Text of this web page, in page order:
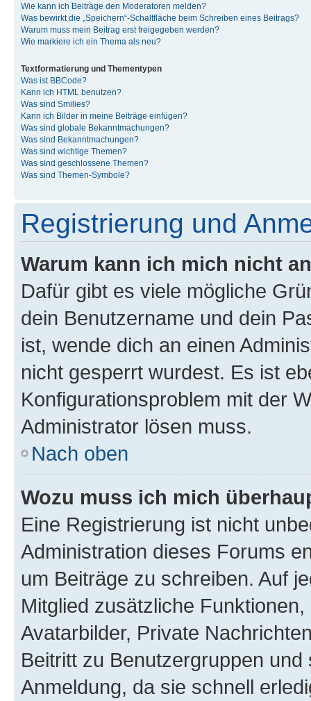
Wie kann ich Beiträge den Moderatoren melden?
Was bewirkt die „Speichern“-Schaltfläche beim Schreiben eines Beitrags?
Warum muss mein Beitrag erst freigegeben werden?
Wie markiere ich ein Thema als neu?
Textformatierung und Thementypen
Was ist BBCode?
Kann ich HTML benutzen?
Was sind Smilies?
Kann ich Bilder in meine Beiträge einfügen?
Was sind globale Bekanntmachungen?
Was sind Bekanntmachungen?
Was sind wichtige Themen?
Was sind geschlossene Themen?
Was sind Themen-Symbole?
Registrierung und
Warum kann ich mich nicht
Dafür gibt es viele mögliche
dein Benutzername und dein
ist, wende dich an einen
nicht gesperrt wurdest. Es ist
Konfigurationsproblem mit der
Administrator lösen muss.
Nach oben
Wozu muss ich mich
Eine Registrierung ist nicht
Administration dieses Forums
um Beiträge zu schreiben. Auf
Mitglied zusätzliche
Avatarbilder, Private
Beitritt zu Benutzergruppen
Anmeldung, da sie schnell